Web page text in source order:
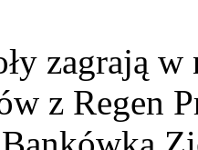
zagrają
z Regen